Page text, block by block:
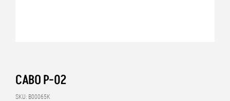
CABO P-02
SKU: B00065K